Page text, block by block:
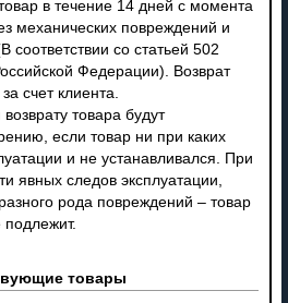
в течение 14 дней с момента
механических повреждений и
соответствии со статьей 502
Федерации). Возврат
счет клиента.
товара будут
если товар ни при каких
и не устанавливался. При
явных следов эксплуатации,
рода повреждений – товар
подлежит.
товары